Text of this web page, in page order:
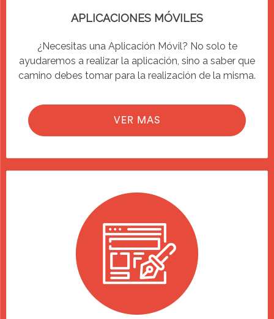
APLICACIONES MÓVILES
¿Necesitas una Aplicación Móvil? No solo te
ayudaremos a realizar la aplicación, sino a saber que
camino debes tomar para la realización de la misma.
VER MAS